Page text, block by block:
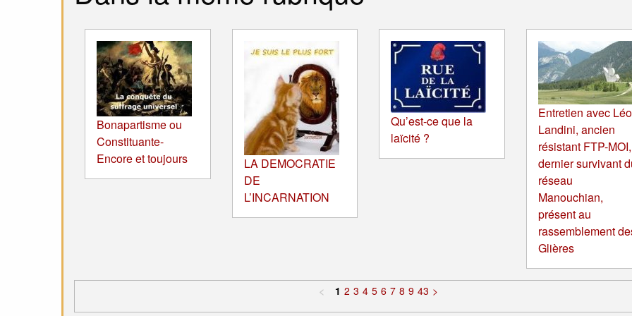
Bonapartisme ou
Constituante-
Encore et toujours
LA DEMOCRATIE
DE
L’INCARNATION
Qu’est-ce que la
laïcité ?
Entretien avec
Landini, ancien
résistant FTP-MOI,
dernier survivant
réseau
Manouchian,
présent au
rassemblement
Glières
< 1 2 3 4 5 6 7 8 9 43 >